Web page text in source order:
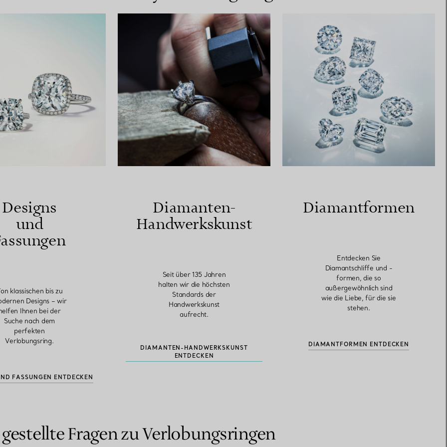
Designs
und
klassischen bis zu
Designs – wir
Ihnen bei der
Suche nach dem
perfekten
Verlobungsring.
FASSUNGEN ENTDECKEN
Diamanten-
Handwerkskunst
Seit über 135 Jahren
halten wir die höchsten
Standards der
Handwerkskunst
aufrecht.
DIAMANTEN-HANDWERKSKUNST
ENTDECKEN
Diamantformen
Entdecken Sie
Diamantschliffe und -
formen, die so
außergewöhnlich sind
wie die Liebe, für die sie
stehen.
DIAMANTFORMEN ENTDECKEN
Fragen zu Verlobungsringen